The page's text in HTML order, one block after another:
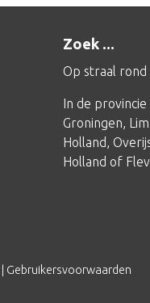
Zoek ...
Op straal
In de provincie
Groningen,
Holland,
Holland of
Gebruikersvoorwaarden